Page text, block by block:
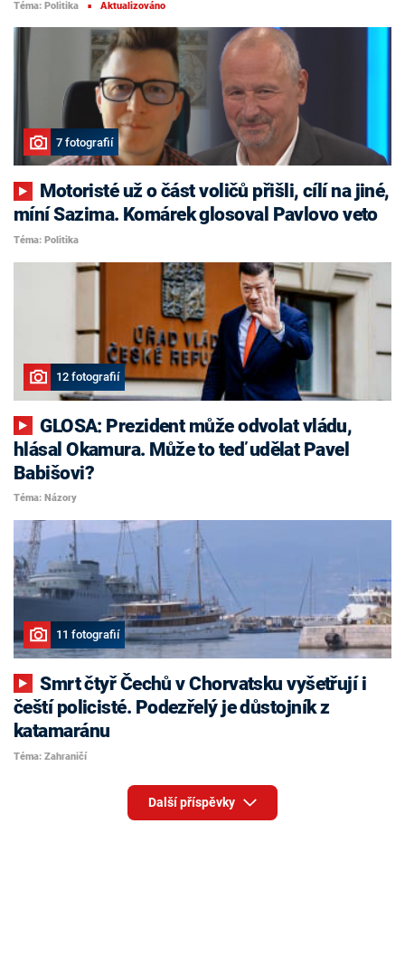
Téma: Politika ■ Aktualizováno
7 fotografií
míní Sazima. Komárek glosoval Pavlovo veto
Téma: Politika
12 fotografií
GLOSA: Prezident může odvolat vládu,
hlásal Okamura. Může to teď udělat Pavel
Babišovi?
Téma: Názory
11 fotografií
Smrt čtyř Čechů v Chorvatsku vyšetřují i
čeští policisté. Podezřelý je důstojník z
katamaránu
Téma: Zahraničí
Další příspěvky